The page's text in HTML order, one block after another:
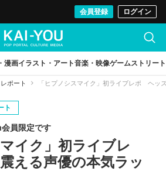
会員登録 ログイン
漫画イラスト・アート音楽・映像ゲームストリート
レポート 「ヒプノシスマイク」初ライブレポ ヘッ
ト
員限定です
イク」初ライブレ
える声優の本気ラッ